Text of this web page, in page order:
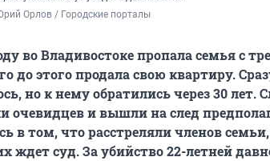
Орлов / Городские порталы
во Владивостоке пропала семья с
до этого продала свою квартиру.
но к нему обратились через 30 лет.
очевидцев и вышли на след
в том, что расстреляли членов
ждет суд. За убийство 22-летней